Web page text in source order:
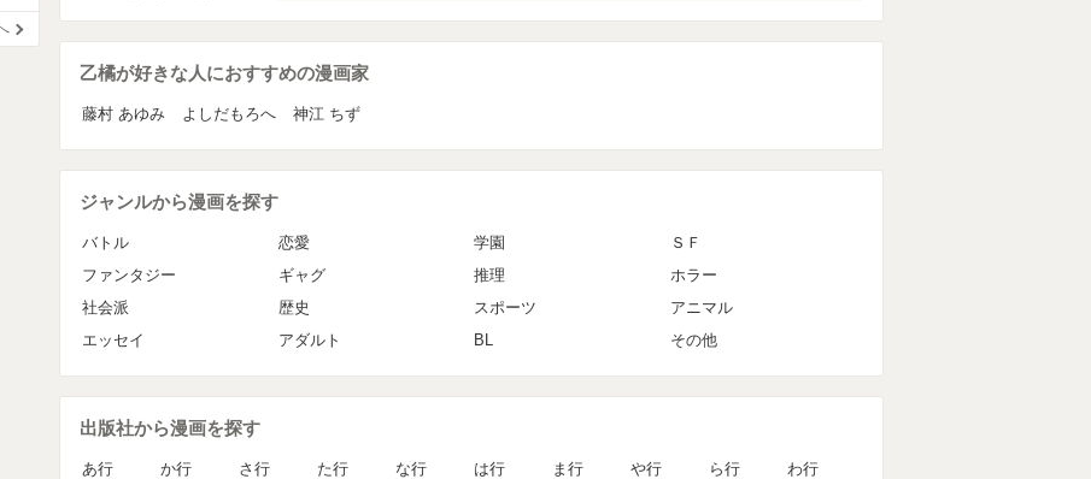
乙橘が好きな人におすすめの漫画家
藤村 あゆみ よしだもろへ 神江 ちず
ジャンルから漫画を探す
バトル 恋愛 学園
ＳＦ
ファンタジー
ギャグ 推理
ホラー
社会派
歴史 スポーツ
アニマル
エッセイ
アダルト BL その他
出版社から漫画を探す
あ行 か行 さ行 た行 な行 は行 ま行 や行 ら行 わ行